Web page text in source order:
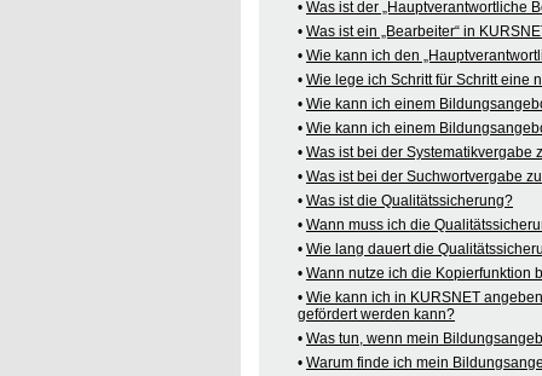
• Was ist der „Hauptverantwortliche
• Was ist ein „Bearbeiter“ in
• Wie kann ich den
• Wie lege ich Schritt für Schritt eine
• Wie kann ich einem
• Wie kann ich einem
• Was ist bei der Systematikvergabe
• Was ist bei der Suchwortvergabe
• Was ist die Qualitätssicherung?
• Wann muss ich die
• Wie lang dauert die
• Wann nutze ich die Kopierfunktion
• Wie kann ich in KURSNET
gefördert werden kann?
• Was tun, wenn mein
• Warum finde ich mein